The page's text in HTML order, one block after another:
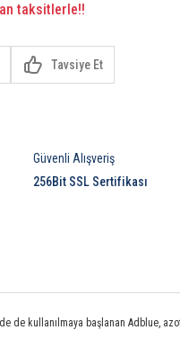
taksitlerle!!
Tavsiye Et
Güvenli Alışveriş
256Bit SSL Sertifikası
kullanılmaya başlanan Adblue,